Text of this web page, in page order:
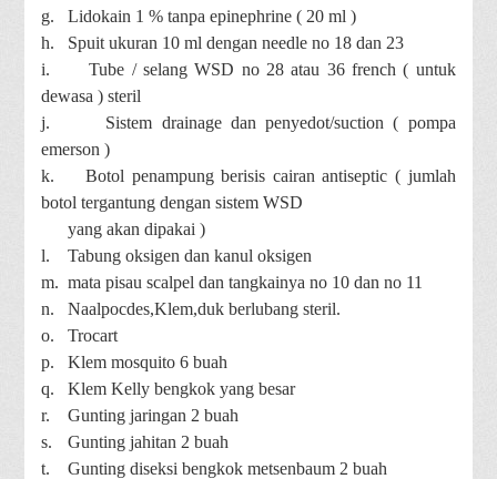
g.
Lidokain 1 % tanpa epinephrine ( 20 ml )
h.
Spuit ukuran 10 ml dengan needle no 18 dan 23
i.
Tube / selang WSD no 28 atau 36 french ( untuk
dewasa ) steril
j.
Sistem drainage dan penyedot/suction ( pompa
emerson )
k.
Botol penampung berisis cairan antiseptic ( jumlah
botol tergantung dengan sistem WSD
yang akan dipakai )
l.
Tabung oksigen dan kanul oksigen
m. mata pisau scalpel dan tangkainya no 10 dan no 11
n.
Naalpocdes,Klem,duk berlubang steril.
o.
Trocart
p.
Klem mosquito 6 buah
q.
Klem Kelly bengkok yang besar
r.
Gunting jaringan 2 buah
s.
Gunting jahitan 2 buah
t.
Gunting diseksi bengkok metsenbaum 2 buah